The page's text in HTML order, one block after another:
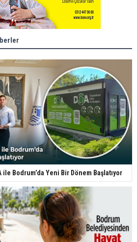
Bodrum’da Yeni Bir Dönem Başlatıyor